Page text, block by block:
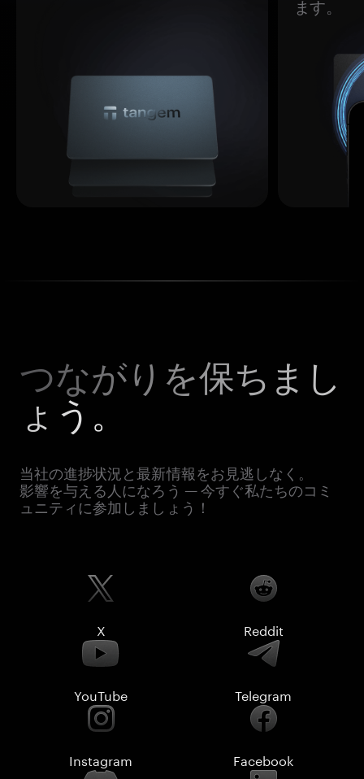
ます。
つながりを保ちまし
ょう。
当社の進捗状況と最新情報をお見逃しなく。
影響を与える人になろう — 今すぐ私たちのコミ
ュニティに参加しましょう！
X Reddit
YouTube Telegram
Instagram Facebook